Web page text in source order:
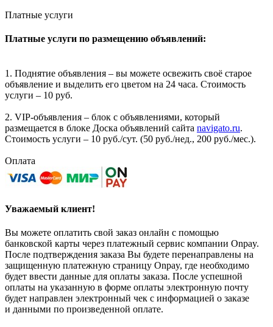
Платные услуги
Платные услуги по размещению объявлений:
1. Поднятие объявления – вы можете освежить своё старое
объявление и выделить его цветом на 24 часа. Стоимость
услуги – 10 руб.
2. VIP-объявления – блок с объявлениями, который
размещается в блоке Доска объявлений сайта navigato.ru.
Стоимость услуги – 10 руб./сут. (50 руб./нед., 200 руб./мес.).
Оплата
Уважаемый клиент!
Вы можете оплатить свой заказ онлайн с помощью
банковской карты через платежный сервис компании Onpay.
После подтверждения заказа Вы будете перенаправлены на
защищенную платежную страницу Onpay, где необходимо
будет ввести данные для оплаты заказа. После успешной
оплаты на указанную в форме оплаты электронную почту
будет направлен электронный чек с информацией о заказе
и данными по произведенной оплате.